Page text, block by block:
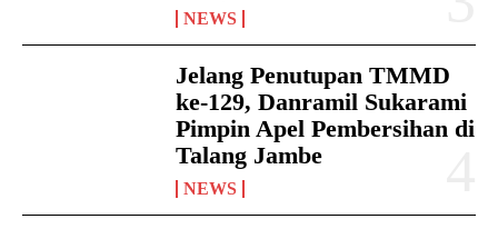
NEWS
Jelang Penutupan TMMD
ke-129, Danramil Sukarami
Pimpin Apel Pembersihan di
Talang Jambe
NEWS